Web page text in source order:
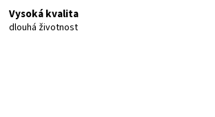
Vysoká kvalita
dlouhá životnost